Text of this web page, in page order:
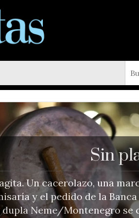
Sin
Un cacerolazo, una
y el pedido de la Banca
Neme/Montenegro se